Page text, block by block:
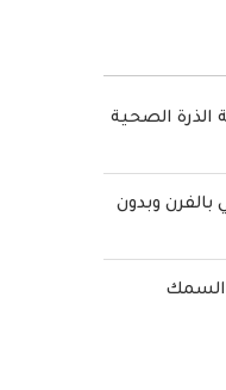
الصحية
بالفرن وبدون
السمك